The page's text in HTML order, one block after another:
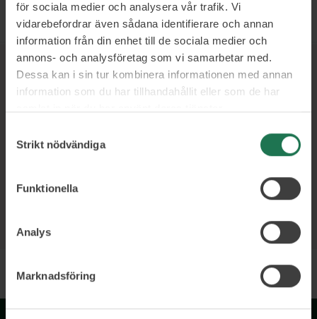
för sociala medier och analysera vår trafik. Vi
vidarebefordrar även sådana identifierare och annan
information från din enhet till de sociala medier och
annons- och analysföretag som vi samarbetar med.
Dessa kan i sin tur kombinera informationen med annan
information som du har tillhandahållit eller som de har
Strikt nödvändiga
Funktionella
Analys
Marknadsföring
Läs mer och boka
Ett urval av våra kunder